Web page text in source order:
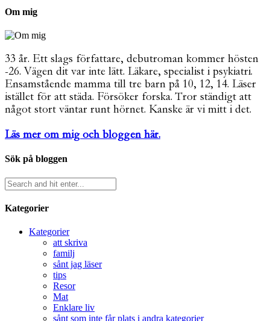
Om mig
33 år. Ett slags författare, debutroman kommer hösten
-26. Vägen dit var inte lätt. Läkare, specialist i psykiatri.
Ensamstående mamma till tre barn på 10, 12, 14. Läser
istället för att städa. Försöker forska. Tror ständigt att
något stort väntar runt hörnet. Kanske är vi mitt i det.
Läs mer om mig och bloggen här.
Sök på bloggen
Kategorier
Kategorier
att skriva
familj
sånt jag läser
tips
Resor
Mat
Enklare liv
sånt som inte får plats i andra kategorier